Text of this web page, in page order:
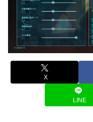
X
LINE